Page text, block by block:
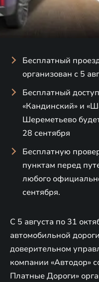
Бесплатный
организован с 5
Бесплатный
«Кандинский» и
Шереметьево
28 сентября
Бесплатную
пунктам перед
любого
сентября.
С 5 августа по 31
автомобильной
доверительном
компании «Автодор»
Платные Дороги»